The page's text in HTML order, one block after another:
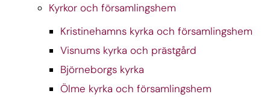
Kyrkor och församlingshem
Kristinehamns kyrka och församlingshem
Visnums kyrka och prästgård
Björneborgs kyrka
Ölme kyrka och församlingshem